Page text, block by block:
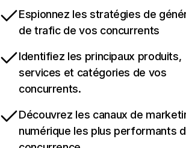
Espionnez les stratégies de
de trafic de vos concurrents
Identifiez les principaux produits,
services et catégories de vos
concurrents.
Découvrez les canaux de
numérique les plus performants